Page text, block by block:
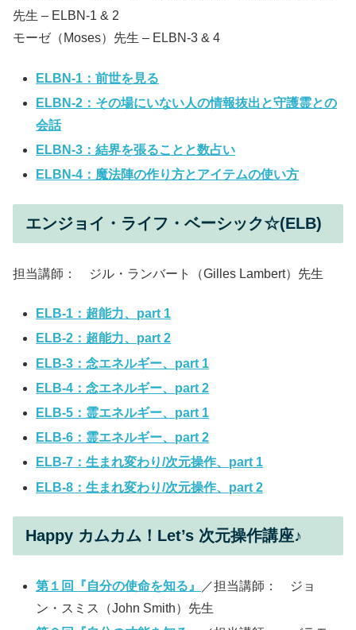
先生 – ELBN-1 & 2
モーゼ（Moses）先生 – ELBN-3 & 4
ELBN-1：前世を見る
ELBN-2：その場にいない人の情報抜出と守護霊との
会話
ELBN-3：結界を張ることと数占い
ELBN-4：魔法陣の作り方とアイテムの使い方
エンジョイ・ライフ・ベーシック☆(ELB)
担当講師： ジル・ランバート（Gilles Lambert）先生
ELB-1：超能力、part 1
ELB-2：超能力、part 2
ELB-3：念エネルギー、part 1
ELB-4：念エネルギー、part 2
ELB-5：霊エネルギー、part 1
ELB-6：霊エネルギー、part 2
ELB-7：生まれ変わり/次元操作、part 1
ELB-8：生まれ変わり/次元操作、part 2
Happy カムカム！Let’s 次元操作講座♪
第１回『自分の使命を知る』
／担当講師： ジョ
ン・スミス（John Smith）先生